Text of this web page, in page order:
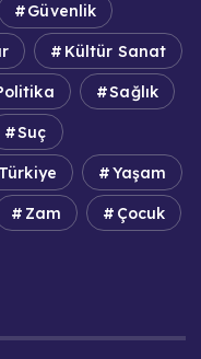
Güvenlik
Kültür Sanat
Sağlık
Suç
Türkiye Yaşam
Zam Çocuk